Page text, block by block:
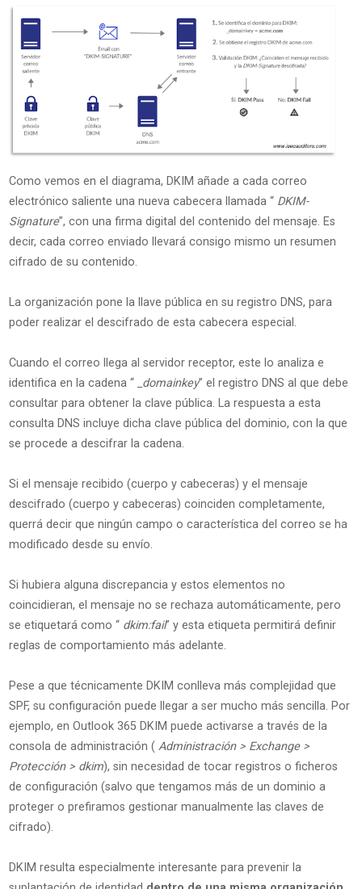
Como vemos en el diagrama, DKIM añade a cada correo
electrónico saliente una nueva cabecera llamada “ DKIM-
Signature”, con una firma digital del contenido del mensaje. Es
decir, cada correo enviado llevará consigo mismo un resumen
cifrado de su contenido.
La organización pone la llave pública en su registro DNS, para
poder realizar el descifrado de esta cabecera especial.
Cuando el correo llega al servidor receptor, este lo analiza e
identifica en la cadena “
_domainkey” el registro DNS al que debe
consultar para obtener la clave pública. La respuesta a esta
consulta DNS incluye dicha clave pública del dominio, con la que
se procede a descifrar la cadena.
Si el mensaje recibido (cuerpo y cabeceras) y el mensaje
descifrado (cuerpo y cabeceras) coinciden completamente,
querrá decir que ningún campo o característica del correo se ha
modificado desde su envío.
Si hubiera alguna discrepancia y estos elementos no
coincidieran, el mensaje no se rechaza automáticamente, pero
se etiquetará como “ dkim:fail” y esta etiqueta permitirá definir
reglas de comportamiento más adelante.
Pese a que técnicamente DKIM conlleva más complejidad que
SPF, su configuración puede llegar a ser mucho más sencilla. Por
ejemplo, en Outlook 365 DKIM puede activarse a través de la
consola de administración ( Administración > Exchange >
Protección > dkim), sin necesidad de tocar registros o ficheros
de configuración (salvo que tengamos más de un dominio a
proteger o prefiramos gestionar manualmente las claves de
cifrado).
DKIM resulta especialmente interesante para prevenir la